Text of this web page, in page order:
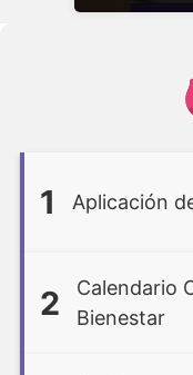
1 Aplicación
2
Calendario
Bienestar